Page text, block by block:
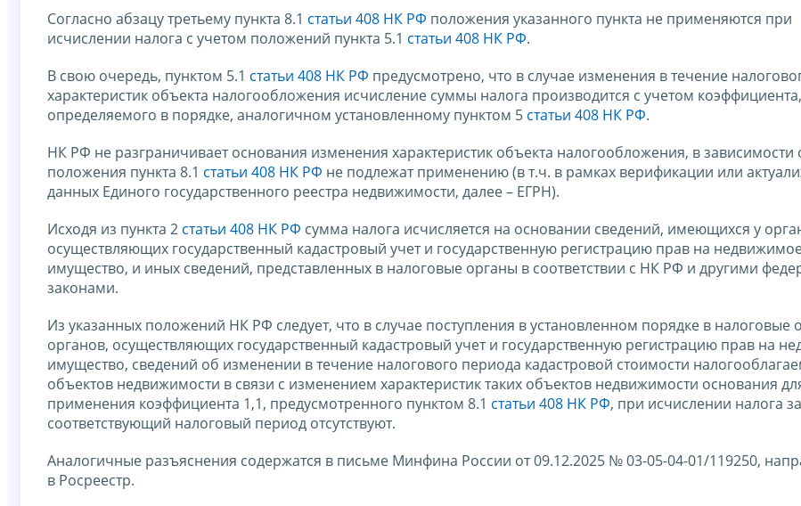
Согласно абзацу третьему пункта 8.1 статьи 408 НК РФ положения указанного пункта не применяются при
исчислении налога с учетом положений пункта 5.1 статьи 408 НК РФ.
В свою очередь, пунктом 5.1 статьи 408 НК РФ предусмотрено, что в случае изменения в течение
характеристик объекта налогообложения исчисление суммы налога производится с учетом коэффициента,
определяемого в порядке, аналогичном установленному пунктом 5 статьи 408 НК РФ.
НК РФ не разграничивает основания изменения характеристик объекта налогообложения, в зависимости
положения пункта 8.1 статьи 408 НК РФ не подлежат применению (в т.ч. в рамках верификации или
данных Единого государственного реестра недвижимости, далее – ЕГРН).
Исходя из пункта 2 статьи 408 НК РФ сумма налога исчисляется на основании сведений, имеющихся у
осуществляющих государственный кадастровый учет и государственную регистрацию прав на
имущество, и иных сведений, представленных в налоговые органы в соответствии с НК РФ и другими
законами.
Из указанных положений НК РФ следует, что в случае поступления в установленном порядке в налоговые
органов, осуществляющих государственный кадастровый учет и государственную регистрацию прав на
имущество, сведений об изменении в течение налогового периода кадастровой стоимости
объектов недвижимости в связи с изменением характеристик таких объектов недвижимости основания
применения коэффициента 1,1, предусмотренного пунктом 8.1 статьи 408 НК РФ, при исчислении налога за
соответствующий налоговый период отсутствуют.
Аналогичные разъяснения содержатся в письме Минфина России от 09.12.2025 № 03-05-04-01/119250,
в Росреестр.